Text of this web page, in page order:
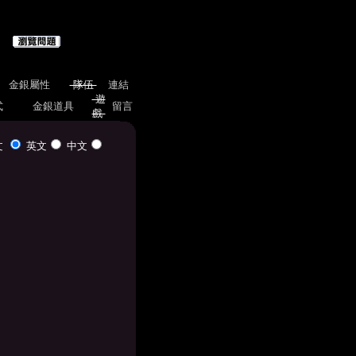
金銀屬性 隊伍
連結
金銀道具
遊
戲
留言
英文 中文